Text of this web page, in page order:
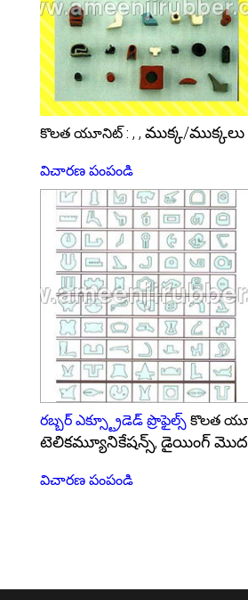
కొలత యూనిట్ : , , ముక్క/ముక్కలు
విచారణ పంపండి
రబ్బర్ ఎక్స్ట్రూడెడ్ ప్రొఫైల్స్ కొలత
టెలికమ్యూనికేషన్స్, డైయింగ్
విచారణ పంపండి